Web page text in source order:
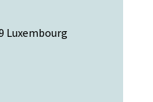
Luxembourg